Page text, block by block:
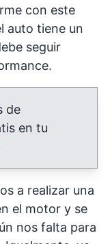
con este
auto tiene un
seguir
de
en tu
a realizar una
el motor y se
nos falta para